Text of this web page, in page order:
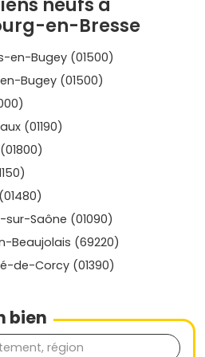
(balcons, terrasses, rez-
énergétique RE2020
à taille humaine
l'immobilier neuf à
les promoteurs à
des programmes récents
:
emplacements centraux et
et Kaufman & Broad
neufs à
en-Bresse
en-Bugey (01500)
Bugey (01500)
(01190)
Saône (01090)
Beaujolais (69220)
de-Corcy (01390)
bien